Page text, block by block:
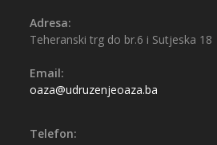
Adresa:
Teheranski trg do br.6 i Sutjeska 18
Email:
oaza@udruzenjeoaza.ba
Telefon: